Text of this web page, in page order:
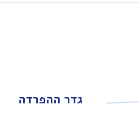
גדר ההפרדה